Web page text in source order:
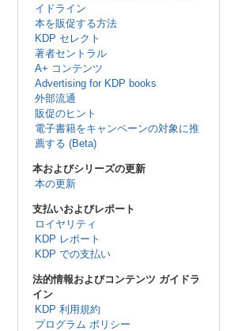
イドライン
本を販促する方法
KDP セレクト
著者セントラル
A+ コンテンツ
Advertising for KDP books
外部流通
販促のヒント
電子書籍をキャンペーンの対象に推
薦する (Beta)
本およびシリーズの更新
本の更新
支払いおよびレポート
ロイヤリティ
KDP レポート
KDP での支払い
法的情報およびコンテンツ ガイドラ
イン
KDP 利用規約
プログラム ポリシー